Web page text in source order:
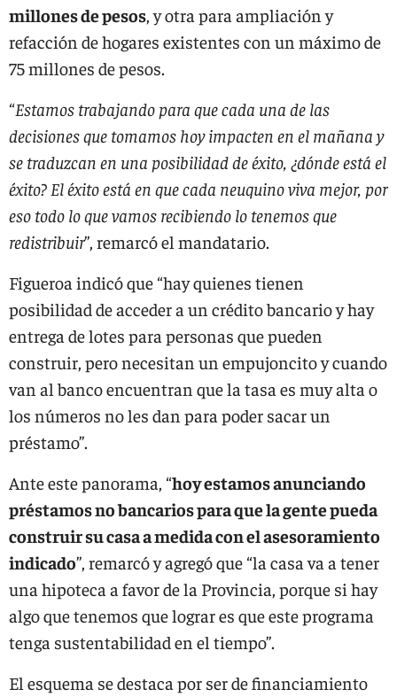
millones de pesos, y otra para ampliación y
refacción de hogares existentes con un máximo de
75 millones de pesos.
“Estamos trabajando para que cada una de las
decisiones que tomamos hoy impacten en el mañana y
se traduzcan en una posibilidad de éxito, ¿dónde está el
éxito? El éxito está en que cada neuquino viva mejor, por
eso todo lo que vamos recibiendo lo tenemos que
redistribuir”, remarcó el mandatario.
Figueroa indicó que “hay quienes tienen
posibilidad de acceder a un crédito bancario y hay
entrega de lotes para personas que pueden
construir, pero necesitan un empujoncito y cuando
van al banco encuentran que la tasa es muy alta o
los números no les dan para poder sacar un
préstamo”.
Ante este panorama, “hoy estamos anunciando
préstamos no bancarios para que la gente pueda
construir su casa a medida con el asesoramiento
indicado”, remarcó y agregó que “la casa va a tener
una hipoteca a favor de la Provincia, porque si hay
algo que tenemos que lograr es que este programa
tenga sustentabilidad en el tiempo”.
El esquema se destaca por ser de financiamiento